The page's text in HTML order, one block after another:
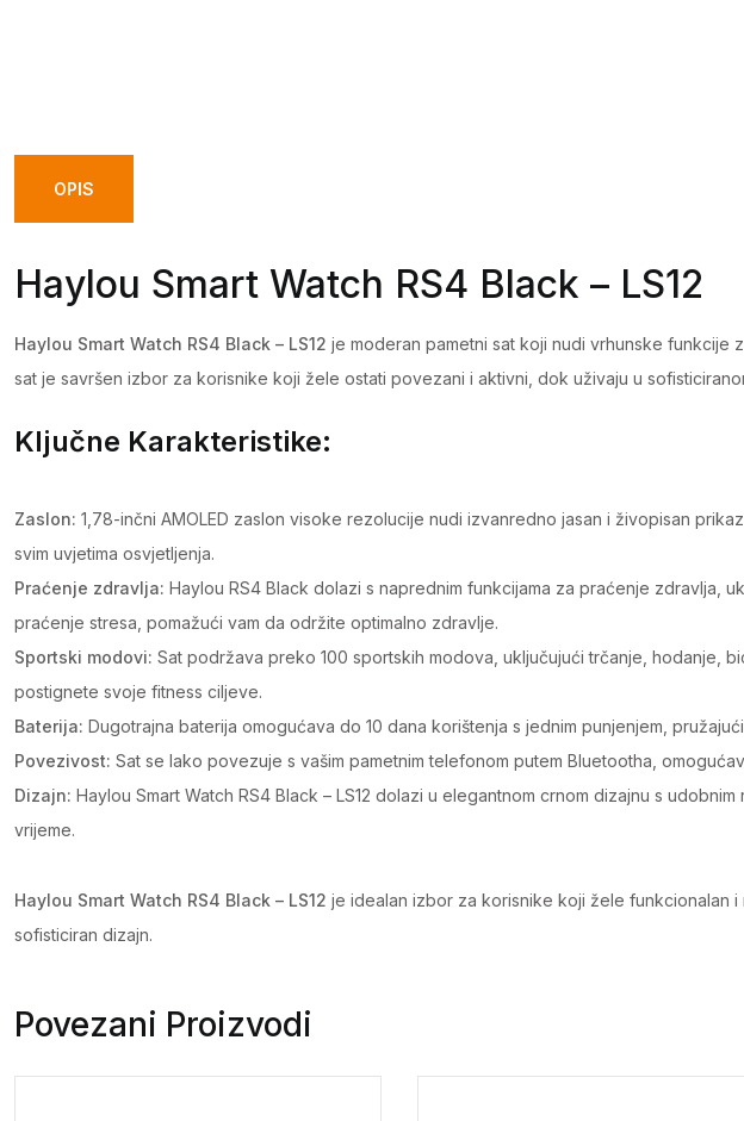
OPIS
Haylou Smart Watch RS4 Black – LS12
Haylou Smart Watch RS4 Black – LS12 je moderan pametni sat koji nudi vrhunske funkcije
sat je savršen izbor za korisnike koji žele ostati povezani i aktivni, dok uživaju u
Ključne Karakteristike:
Zaslon: 1,78-inčni AMOLED zaslon visoke rezolucije nudi izvanredno jasan i živopisan
svim uvjetima osvjetljenja.
Praćenje zdravlja: Haylou RS4 Black dolazi s naprednim funkcijama za praćenje zdravlja,
praćenje stresa, pomažući vam da održite optimalno zdravlje.
Sportski modovi: Sat podržava preko 100 sportskih modova, uključujući trčanje, hodanje,
postignete svoje fitness ciljeve.
Baterija: Dugotrajna baterija omogućava do 10 dana korištenja s jednim punjenjem,
Povezivost: Sat se lako povezuje s vašim pametnim telefonom putem Bluetootha,
Dizajn: Haylou Smart Watch RS4 Black – LS12 dolazi u elegantnom crnom dizajnu s
vrijeme.
Haylou Smart Watch RS4 Black – LS12 je idealan izbor za korisnike koji žele funkcionalan
sofisticiran dizajn.
Povezani Proizvodi